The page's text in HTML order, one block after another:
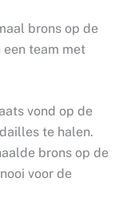
brons op de
een team met
vond op de
te halen.
brons op de
voor de